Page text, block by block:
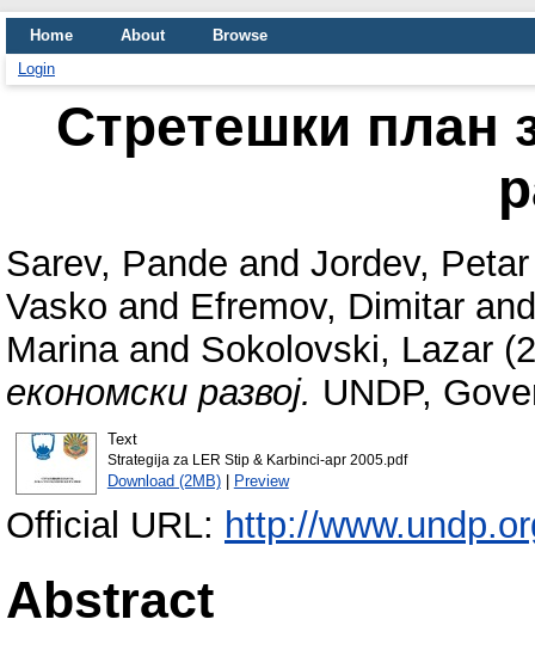
Home About
Browse
Login
Стретешки план
Sarev, Pande and Jordev, Petar
Vasko and Efremov, Dimitar
Marinaand Sokolovski, Lazar
економски развој. UNDP,
Text
Strategija za LER Stip & Karbinci-apr 2005.pdf
Download (2MB)| Preview
Official URL: http://
Abstract